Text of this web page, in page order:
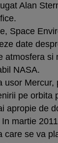
Alan
Space
date
atmosfera
NASA.
usor
pe orbita
apropie de
martie
care se va